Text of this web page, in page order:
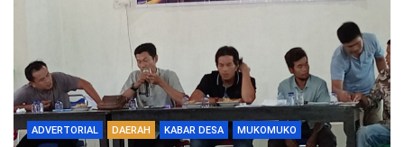
ADVERTORIAL DAERAH KABAR DESA MUKOMUKO